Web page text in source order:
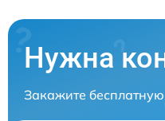
Нужна
Закажите